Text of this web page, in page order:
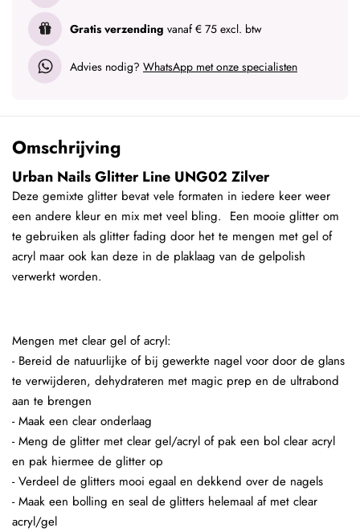
Gratis verzending vanaf € 75 excl. btw
Advies nodig? WhatsApp met onze specialisten
Omschrijving
Urban Nails Glitter Line UNG02 Zilver
Deze gemixte glitter bevat vele formaten in iedere keer weer
een andere kleur en mix met veel bling. Een mooie glitter om
te gebruiken als glitter fading door het te mengen met gel of
acryl maar ook kan deze in de plaklaag van de gelpolish
verwerkt worden.
Mengen met clear gel of acryl:
- Bereid de natuurlijke of bij gewerkte nagel voor door de glans
te verwijderen, dehydrateren met magic prep en de ultrabond
aan te brengen
- Maak een clear onderlaag
- Meng de glitter met clear gel/acryl of pak een bol clear acryl
en pak hiermee de glitter op
- Verdeel de glitters mooi egaal en dekkend over de nagels
- Maak een bolling en seal de glitters helemaal af met clear
acryl/gel